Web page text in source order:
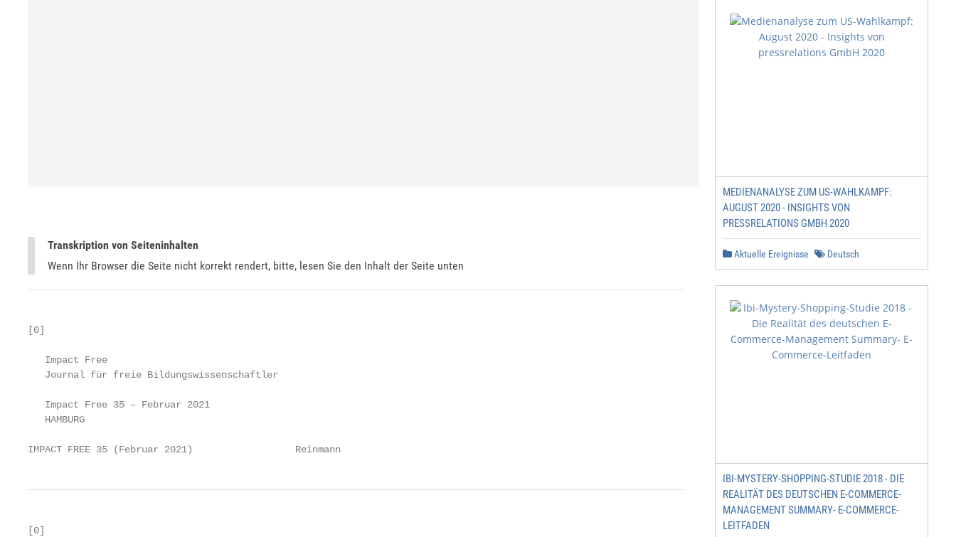
Transkription von Seiteninhalten
Wenn Ihr Browser die Seite nicht korrekt rendert, bitte, lesen Sie den Inhalt der Seite unten
[0]
   Impact Free
   Journal für freie Bildungswissenschaftler
   Impact Free 35 – Februar 2021
   HAMBURG
IMPACT FREE 35 (Februar 2021)                  Reinmann
[0]
MEDIENANALYSE ZUM US-WAHLKAMPF:
AUGUST 2020 - INSIGHTS VON
PRESSRELATIONS GMBH 2020
Aktuelle Ereignisse Deutsch
IBI-MYSTERY-SHOPPING-STUDIE 2018 - DIE
REALITÄT DES DEUTSCHEN E-COMMERCE-
MANAGEMENT SUMMARY- E-COMMERCE-
LEITFADEN